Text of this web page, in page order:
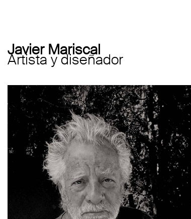
Javier Mariscal
Artista y diseñador